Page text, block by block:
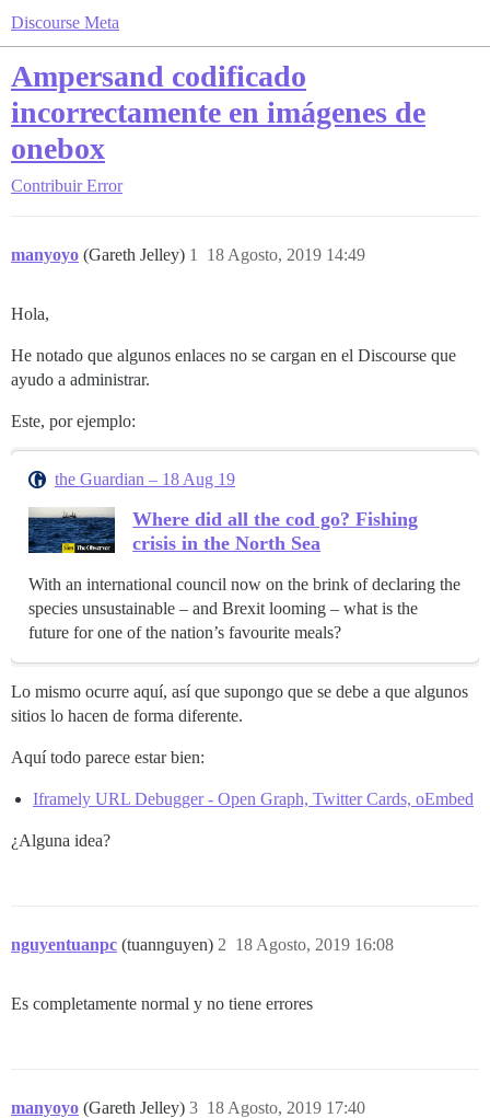
Discourse Meta
Ampersand codificado
incorrectamente en imágenes de
onebox
Contribuir Error
manyoyo (Gareth Jelley) 18 Agosto, 2019 14:49
1
Hola,
He notado que algunos enlaces no se cargan en el Discourse que
ayudo a administrar.
Este, por ejemplo:
the Guardian – 18 Aug 19
Where did all the cod go? Fishing
crisis in the North Sea
With an international council now on the brink of declaring the
species unsustainable – and Brexit looming – what is the
future for one of the nation’s favourite meals?
Lo mismo ocurre aquí, así que supongo que se debe a que algunos
sitios lo hacen de forma diferente.
Aquí todo parece estar bien:
Iframely URL Debugger - Open Graph, Twitter Cards, oEmbed
¿Alguna idea?
nguyentuanpc (tuannguyen) 18 Agosto, 2019 16:08
2
Es completamente normal y no tiene errores
manyoyo (Gareth Jelley) 18 Agosto, 2019 17:40
3